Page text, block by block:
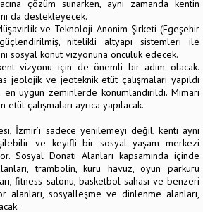
çözüm sunarken, aynı zamanda kentin
da destekleyecek.
ve Teknoloji Anonim Şirketi (Egeşehir
nitelikli altyapı sistemleri ile
sosyal konut vizyonuna öncülük edecek.
vizyonu için de önemli bir adım olacak.
jeolojik ve jeoteknik etüt çalışmaları yapıldı
uygun zeminlerde konumlandırıldı. Mimari
çalışmaları ayrıca yapılacak.
İzmir’i sadece yenilemeyi değil, kenti aynı
ve keyifli bir sosyal yaşam merkezi
Sosyal Donatı Alanları kapsamında içinde
trambolin, kuru havuz, oyun parkuru
fitness salonu, basketbol sahası ve benzeri
alanları, sosyalleşme ve dinlenme alanları,